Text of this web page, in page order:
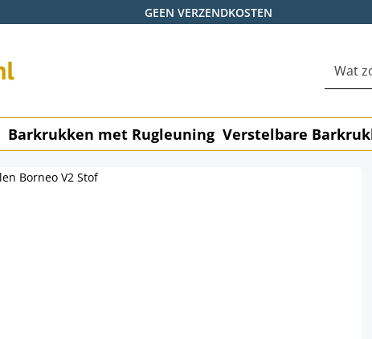
GEEN VERZENDKOSTEN
Barkrukken met Rugleuning Verstelbare